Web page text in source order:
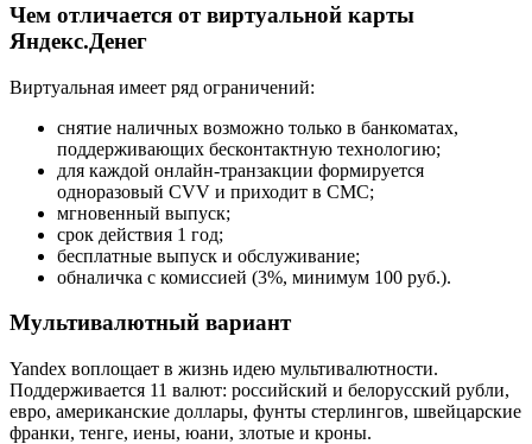
Чем отличается от виртуальной карты
Яндекс.Денег
Виртуальная имеет ряд ограничений:
снятие наличных возможно только в банкоматах,
поддерживающих бесконтактную технологию;
для каждой онлайн-транзакции формируется
одноразовый CVV и приходит в СМС;
мгновенный выпуск;
срок действия 1 год;
бесплатные выпуск и обслуживание;
обналичка с комиссией (3%, минимум 100 руб.).
Мультивалютный вариант
Yandex воплощает в жизнь идею мультивалютности.
Поддерживается 11 валют: российский и белорусский рубли,
евро, американские доллары, фунты стерлингов, швейцарские
франки, тенге, иены, юани, злотые и кроны.